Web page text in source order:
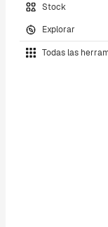
Stock
Explorar
Todas las